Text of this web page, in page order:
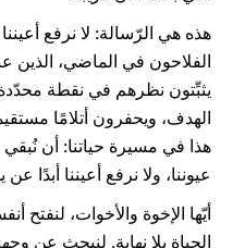
هذه هي الرّسالة: لا نرفع
الفلاحون في الماضي، الذين
يثبِّتون نظرهم في نقطة
الهدف، ويحفرون أتلامًا
هذا في مسيرة حياتنا: أن
عيوننا، ولا نرفع أعيننا أبدًا
أيّها الإخوة والأخوات، لنفتح
الحياة بلا نهاية. لنبحث عن